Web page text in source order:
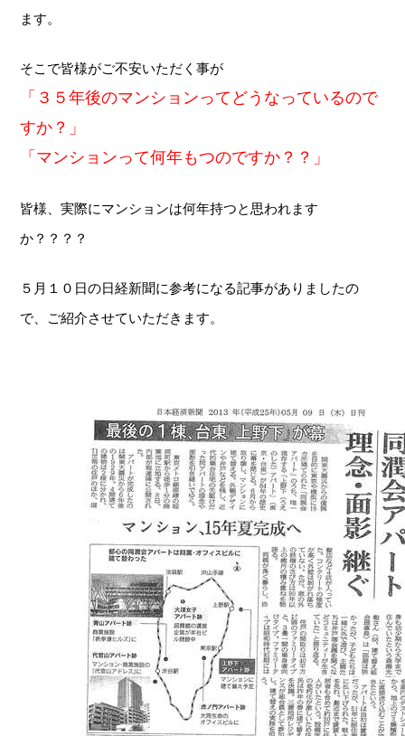
ます。
そこで皆様がご不安いただく事が
「３５年後のマンションってどうなっているので
すか？」
「マンションって何年もつのですか？？」
皆様、実際にマンションは何年持つと思われます
か？？？？
５月１０日の日経新聞に参考になる記事がありましたの
で、ご紹介させていただきます。